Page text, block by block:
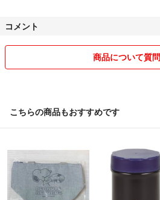
コメント
商品について質
こちらの商品もおすすめです